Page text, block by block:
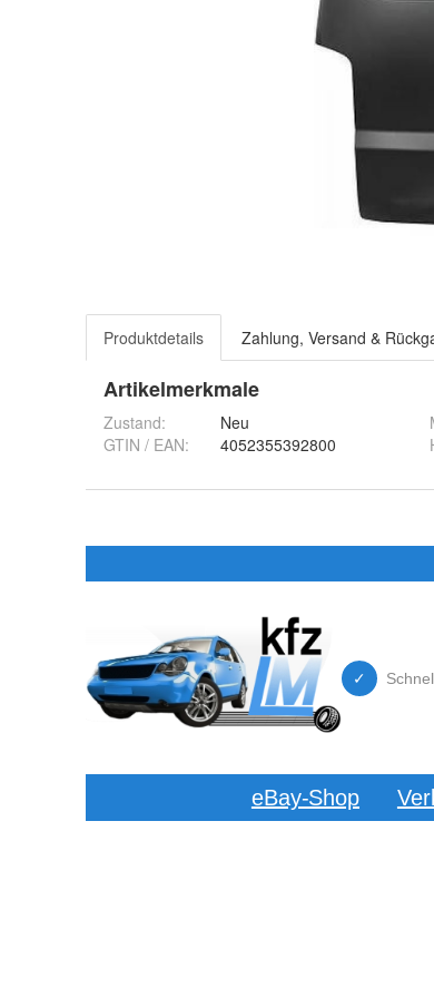
Produktdetails Zahlung, Versand &
Artikelmerkmale
Zustand:
Neu
GTIN / EAN:
4052355392800